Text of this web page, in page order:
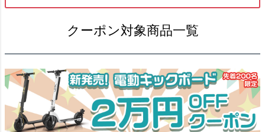
クーポン対象商品一覧